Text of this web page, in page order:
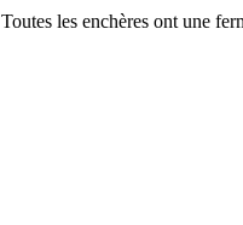
Toutes les enchères ont une